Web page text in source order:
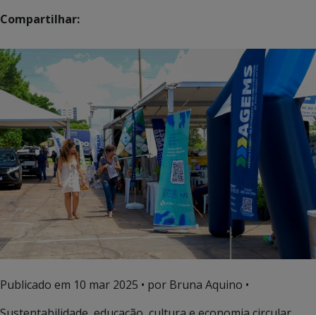
Compartilhar:
Publicado em 10 mar 2025 • por Bruna Aquino •